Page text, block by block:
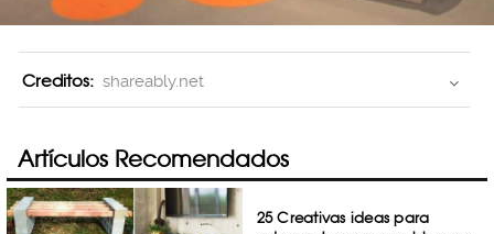
Creditos: shareably.net
Artículos Recomendados
25 Creativas ideas para